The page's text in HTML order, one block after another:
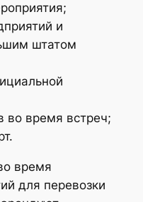
и
штатом
во время встреч;
время
для перевозки